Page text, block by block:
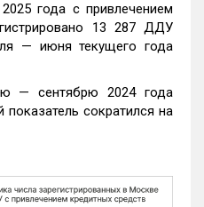
года с привлечением
13 287 ДДУ
— июня текущего года
— сентябрю 2024 года
сократился на